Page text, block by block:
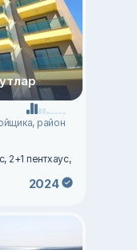
район
2+1 пентхаус,
2024